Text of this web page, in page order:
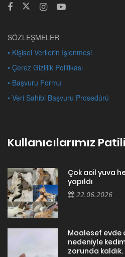
SÖZLEŞMELER
• Kişisel Verilerin İşlenmesi
• Çerez Gizlilik Politikası
• Başvuru Formu
• Veri Sahibi Başvuru Prosedürü
Kullanıcılarımız
Çok acil yuva
yapıldı
22.06.2026
Maalesef evde
nedeniyle
zorunda kaldık.